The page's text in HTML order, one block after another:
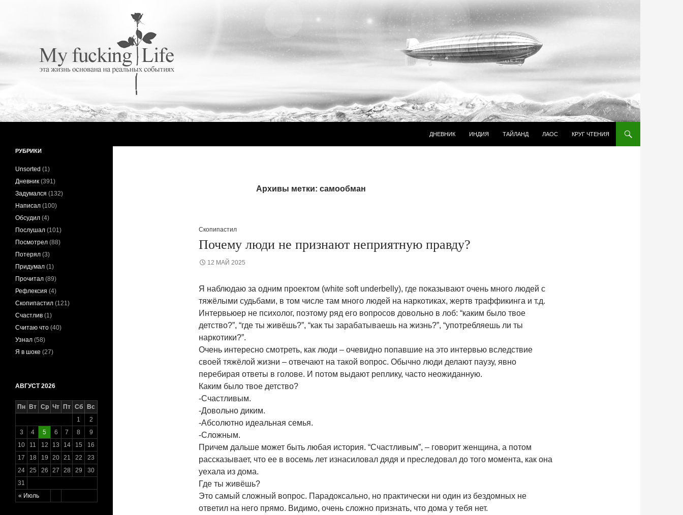
ДНЕВНИК
ИНДИЯ ТАЙЛАНД ЛАОС КРУГ ЧТЕНИЯ
Архивы метки: самообман
Скопипастил
Почему люди не признают неприятную правду?
12 МАЙ 2025
Я наблюдаю за одним проектом (white soft underbelly), где показывают очень много людей с
тяжёлыми судьбами, в том числе там много людей на наркотиках, жертв траффикинга и т.д.
Интервьюер не психолог, поэтому ряд его вопросов довольно в лоб: “каким было твое
детство?”, “где ты живёшь?”, “как ты зарабатываешь на жизнь?”, “употребляешь ли ты
наркотики?”.
Очень интересно смотреть, как люди – очевидно попавшие на это интервью вследствие
своей тяжёлой жизни – отвечают на такой вопрос. Обычно люди делают паузу, явно
перебирая ответы в голове. И потом выдают реплику, часто неожиданную.
Каким было твое детство?
-Счастливым.
-Довольно диким.
-Абсолютно идеальная семья.
-Сложным.
Причем дальше может быть любая история. “Счастливым”, – говорит женщина, а потом
рассказывает, что ее в восемь лет изнасиловал дядя и преследовал до того момента, как она
уехала из дома.
Где ты живёшь?
Это самый сложный вопрос. Парадоксально, но практически ни один из бездомных не
ответил на него прямо. Видимо, очень сложно признать, что дома у тебя нет.
Эта жизнь основана на реальных
РУБРИКИ
Unsorted (1)
Дневник (391)
Задумался (132)
Написал (100)
Обсудил (4)
Послушал (101)
Посмотрел (88)
Потерял (3)
Придумал (1)
Прочитал (89)
Рефлексия (4)
Скопипастил (121)
Счастлив (1)
Считаю что (40)
Узнал (58)
Я в шоке (27)
АВГУСТ 2026
Пн Вт Ср Чт Пт Сб Вс
« Июль
1
2
3
4 5 6 7 8
9
10
11 12 13 14 15
16
17
18 19 20 21 22
23
24
25 26 27 28 29
30
31